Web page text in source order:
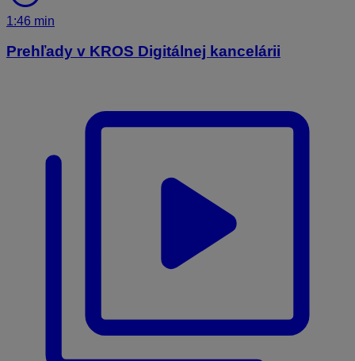
1:46 min
Prehľady v KROS Digitálnej kancelárii